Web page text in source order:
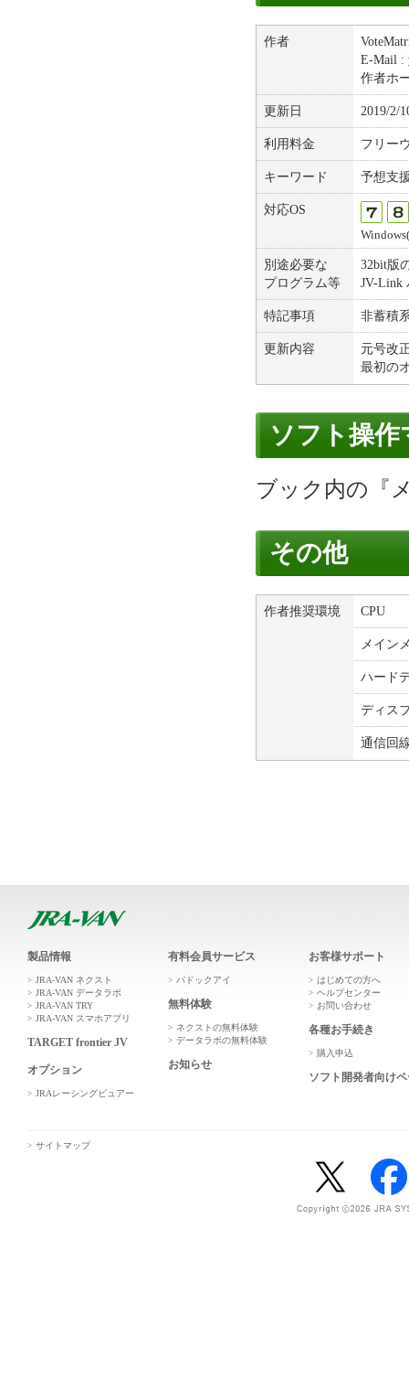
作者
E-Mail :
作者ホ
更新日 2019/2/
利用料金 フリー
キーワード 予想支
対応OS
別途必要な
プログラム等
32bit版
JV-Link
特記事項 非蓄積
更新内容
元号改
最初の
ソフト操
ブック内の『
その他
作者推奨環境 CPU
メイン
ハード
ディス
通信回
製品情報
JRA-VAN ネクスト
JRA-VAN データラボ
JRA-VAN TRY
JRA-VAN スマホアプリ
TARGET frontier JV
オプション
JRAレーシングビュアー
有料会員サービス
パドックアイ
無料体験
ネクストの無料体験
データラボの無料体験
お知らせ
お客様サポート
はじめての方へ
ヘルプセンター
お問い合わせ
各種お手続き
購入申込
ソフト開発者向け
サイトマップ